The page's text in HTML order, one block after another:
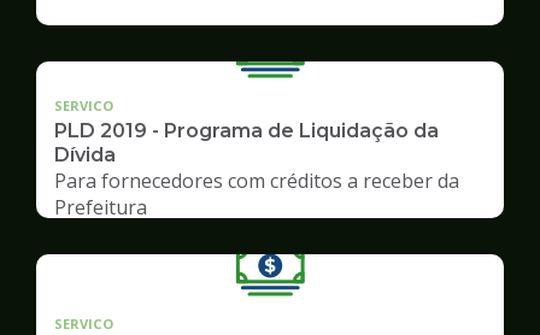
SERVICO
PLD 2019 - Programa de Liquidação da
Dívida
Para fornecedores com créditos a receber da
Prefeitura
SERVICO